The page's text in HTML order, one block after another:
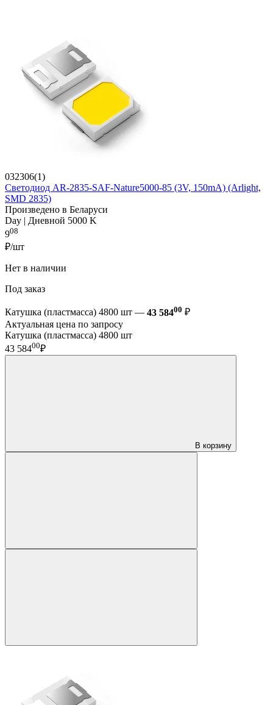
032306(1)
Светодиод AR-2835-SAF-Nature5000-85 (3V, 150mA) (Arlight,
SMD 2835)
Произведено в Беларуси
Day | Дневной 5000 K
908
₽/шт
Нет в наличии
Под заказ
Катушка (пластмасса) 4800 шт — 43 58400 ₽
Актуальная цена по запросу
Катушка (пластмасса) 4800 шт
43 58400₽
В корзину